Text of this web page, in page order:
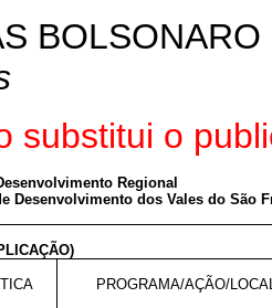
BOLSONARO
substitui o
Regional
Desenvolvimento dos Vales do São
PROGRAMA/AÇÃO/